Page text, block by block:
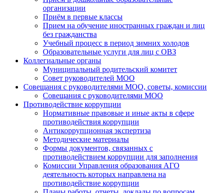
организации
Приём в первые классы
Прием на обучение иностранных граждан и лиц
без гражданства
Учебный процесс в период зимних холодов
Образовательные услуги для лиц с ОВЗ
Коллегиальные органы
Муниципальный родительский комитет
Совет руководителей МОО
Совещания с руководителями МОО, советы, комиссии
Совещания с руководителями МОО
Противодействие коррупции
Нормативные правовые и иные акты в сфере
противодействия коррупции
Антикоррупционная экспертиза
Методические материалы
Формы документов, связанных с
противодействием коррупции для заполнения
Комиссии Управления образования АГО
деятельность которых направлена на
противодействие коррупции